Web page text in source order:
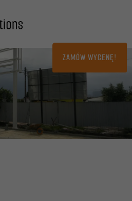
ZAMÓW WYCENĘ!